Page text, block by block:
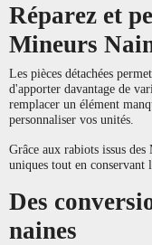
Réparez et
Mineurs
Les pièces détachées
d'apporter davantage de
remplacer un élément
personnaliser vos unités.
Grâce aux rabiots issus
uniques tout en conservant
Des
naines